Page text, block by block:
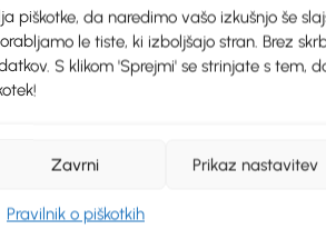
piškotke, da naredimo vašo izkušnjo še
le tiste, ki izboljšajo stran. Brez
S klikom 'Sprejmi' se strinjate s tem,
Zavrni Prikaz nastavitev
Pravilnik o piškotkih
prodajnih točk vašega izdelka
odločile za vas? Vključite te
Besede
ključnih besed, da najdete
v svoje oglase, tako da bodo